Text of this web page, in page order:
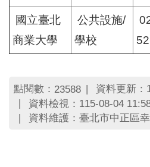
國立臺北
商業大學
公共設施/
學校
點閱數： 23588
資料更新：
資料檢視：115-08-04
資料維護：臺北市中正區